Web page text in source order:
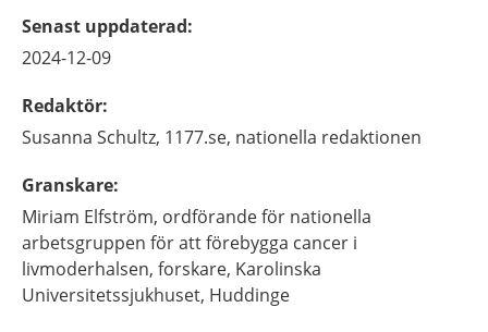
Senast uppdaterad:
2024-12-09
Redaktör:
Susanna Schultz, 1177.se, nationella redaktionen
Granskare:
Miriam Elfström, ordförande för nationella
arbetsgruppen för att förebygga cancer i
livmoderhalsen, forskare, Karolinska
Universitetssjukhuset, Huddinge